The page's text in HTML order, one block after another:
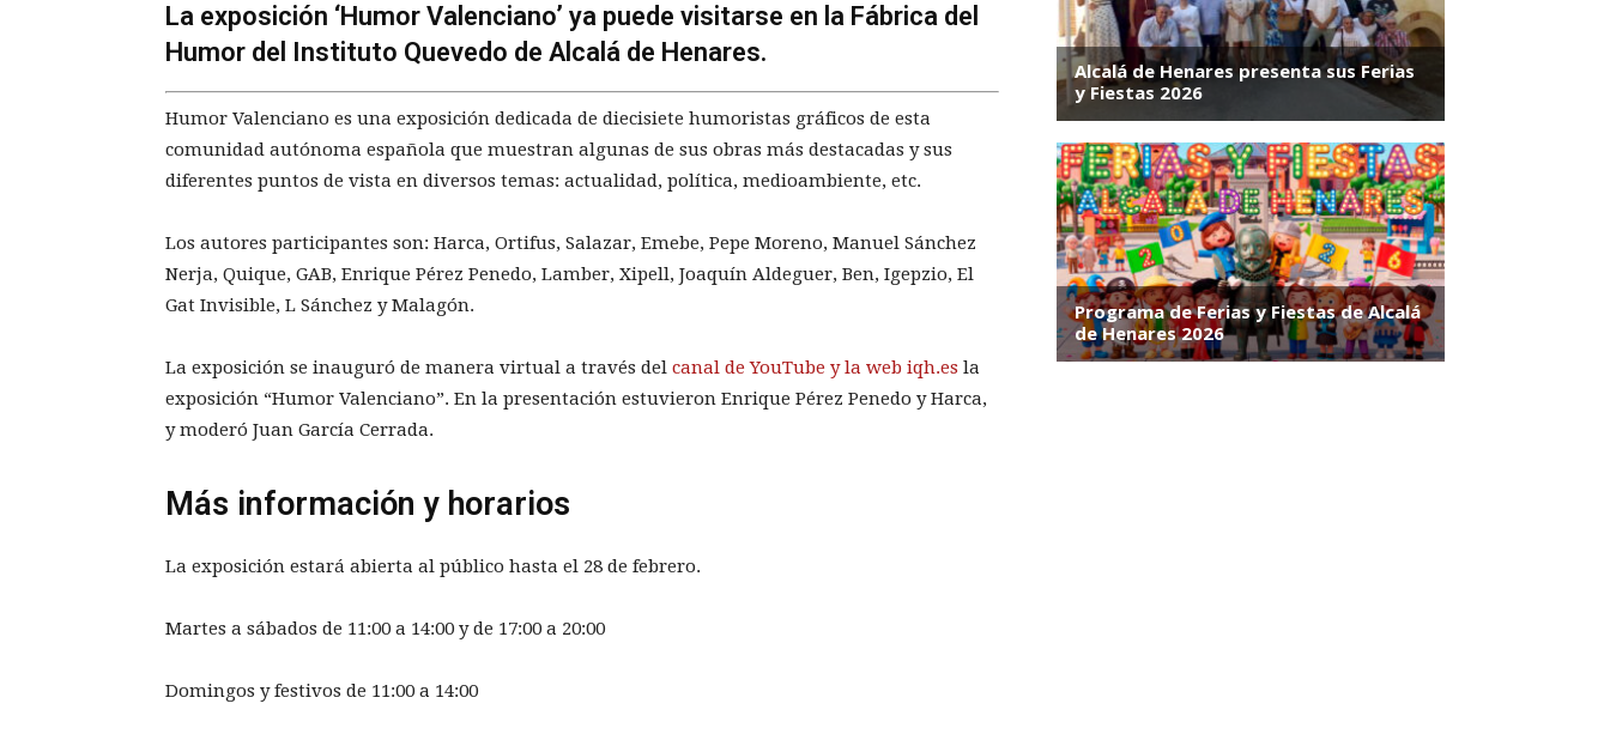
La exposición ‘Humor Valenciano’ ya puede visitarse en la Fábrica del
Humor del Instituto Quevedo de Alcalá de Henares.
Humor Valenciano es una exposición dedicada de diecisiete humoristas gráficos de esta
comunidad autónoma española que muestran algunas de sus obras más destacadas y sus
diferentes puntos de vista en diversos temas: actualidad, política, medioambiente, etc.
Los autores participantes son: Harca, Ortifus, Salazar, Emebe, Pepe Moreno, Manuel Sánchez
Nerja, Quique, GAB, Enrique Pérez Penedo, Lamber, Xipell, Joaquín Aldeguer, Ben, Igepzio, El
Gat Invisible, L Sánchez y Malagón.
La exposición se inauguró de manera virtual a través del canal de YouTube y la web iqh.es la
exposición “Humor Valenciano”. En la presentación estuvieron Enrique Pérez Penedo y Harca,
y moderó Juan García Cerrada.
Más información y horarios
La exposición estará abierta al público hasta el 28 de febrero.
Martes a sábados de 11:00 a 14:00 y de 17:00 a 20:00
Domingos y festivos de 11:00 a 14:00